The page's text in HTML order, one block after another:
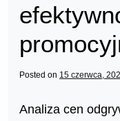
Posted on 15 czerwca,
Analiza cen